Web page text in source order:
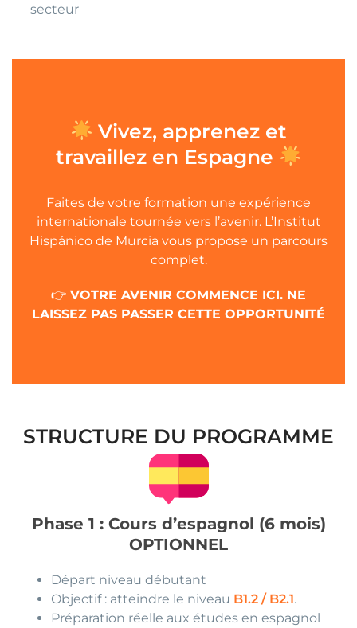
secteur
Vivez, apprenez et
travaillez en Espagne
Faites de votre formation une expérience
internationale tournée vers l’avenir. L’Institut
Hispánico de Murcia vous propose un parcours
complet.
👉 VOTRE AVENIR COMMENCE ICI. NE
LAISSEZ PAS PASSER CETTE OPPORTUNITÉ
STRUCTURE DU PROGRAMME
Phase 1 : Cours d’espagnol (6 mois)
OPTIONNEL
Départ niveau débutant
Objectif : atteindre le niveau B1.2 / B2.1.
Préparation réelle aux études en espagnol